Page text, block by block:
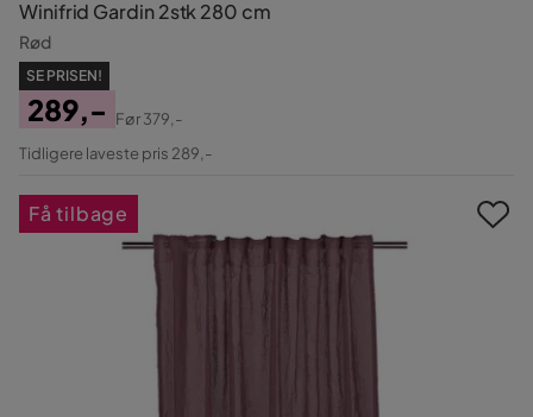
Winifrid Gardin 2stk 280 cm
Rød
SE PRISEN!
Pris
289,-
Original
Før379,-
Tidligere laveste pris 289,-
Få tilbage